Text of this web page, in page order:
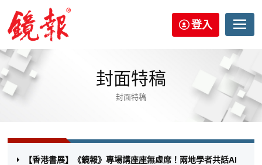
登入
封面特稿
封面特稿
【香港書展】《鏡報》專場講座座無虛席！兩地學者共話AI